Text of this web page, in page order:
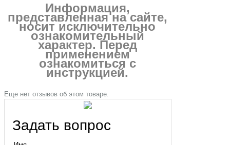
Информация,
представленная на сайте,
носит исключительно
ознакомительный
характер. Перед
применением
ознакомиться с
инструкцией.
Еще нет отзывов об этом товаре.
Задать вопрос